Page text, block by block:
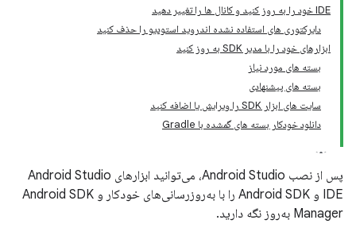
IDE خود را به روز کنید و کانال ها را تغییر دهید
دایرکتوری های استفاده نشده اندروید استودیو را حذف کنید
ابزارهای خود را با مدیر SDK به روز کنید
بسته های مورد نیاز
بسته های پیشنهادی
سایت های ابزار SDK را ویرایش یا اضافه کنید
دانلود خودکار بسته های گمشده با Gradle
پس از نصب Android Studio، می‌توانید ابزارهای Android Studio
IDE و Android SDK را با به‌روزرسانی‌های خودکار و Android SDK
Manager به‌روز نگه دارید.